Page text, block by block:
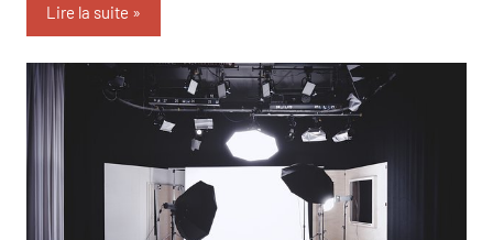
Lire la suite